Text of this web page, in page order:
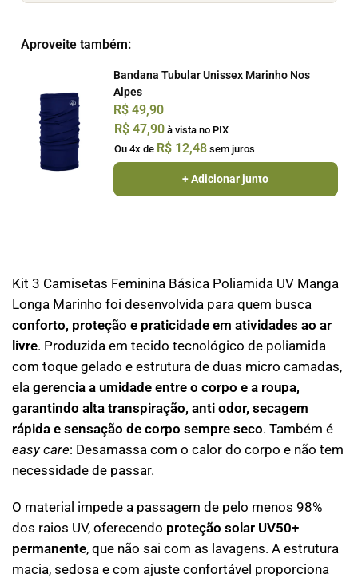
Aproveite também:
Bandana Tubular Unissex Marinho Nos
Alpes
R$ 49,90
R$ 47,90à vista no PIX
Ou 4x de R$ 12,48sem juros
+ Adicionar junto
Kit 3 Camisetas Feminina Básica Poliamida UV Manga
Longa Marinho foi desenvolvida para quem busca
conforto, proteção e praticidade em atividades ao ar
livre. Produzida em tecido tecnológico de poliamida
com toque gelado e estrutura de duas micro camadas,
ela gerencia a umidade entre o corpo e a roupa,
garantindo alta transpiração, anti odor, secagem
rápida e sensação de corpo sempre seco. Também é
easy care: Desamassa com o calor do corpo e não tem
necessidade de passar.
O material impede a passagem de pelo menos 98%
dos raios UV, oferecendo proteção solar UV50+
permanente, que não sai com as lavagens. A estrutura
macia, sedosa e com ajuste confortável proporciona